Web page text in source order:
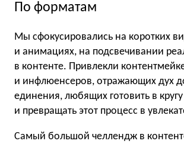
По форматам
Мы сфокусировались на коротких
и анимациях, на подсвечивании
в контенте. Привлекли
и инфлюенсеров, отражающих дух
единения, любящих готовить в
и превращать этот процесс в
Самый большой челлендж в